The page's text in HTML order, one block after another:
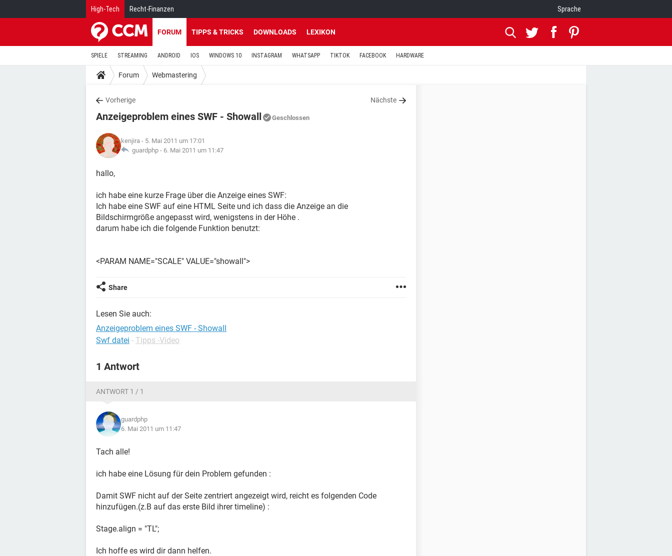
High-Tech Recht-Finanzen Sprache
FORUM TIPPS & TRICKS DOWNLOADS LEXIKON
SPIELE STREAMING ANDROID IOS WINDOWS 10 INSTAGRAM WHATSAPP TIKTOK FACEBOOK HARDWARE
Forum Webmastering
Vorherige Nächste
Anzeigeproblem eines SWF - Showall Geschlossen
kenjira - 5. Mai 2011 um 17:01
guardphp - 6. Mai 2011 um 11:47
hallo,
ich habe eine kurze Frage über die Anzeige eines SWF:
Ich habe eine SWF auf eine HTML Seite und ich dass die Anzeige an die
Bildschirmgröße angepasst wird, wenigstens in der Höhe .
darum habe ich die folgende Funktion benutzt:
<PARAM NAME="SCALE" VALUE="showall">
Share
Lesen Sie auch:
Anzeigeproblem eines SWF - Showall
Swf datei - Tipps -Video
1 Antwort
ANTWORT 1 / 1
guardphp
6. Mai 2011 um 11:47
Tach alle!
ich habe eine Lösung für dein Problem gefunden :
Damit SWF nicht auf der Seite zentriert angezeigt wird, reicht es folgenden Code
hinzufügen.(z.B auf das erste Bild ihrer timeline) :
Stage.align = "TL";
Ich hoffe es wird dir dann helfen.